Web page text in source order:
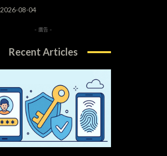
2026-08-04
- 廣告 -
Recent Articles